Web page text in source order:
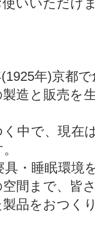
いいただけ
年)京都
造と販売を
中で、現在
・睡眠環境
間まで、皆
製品をおつく